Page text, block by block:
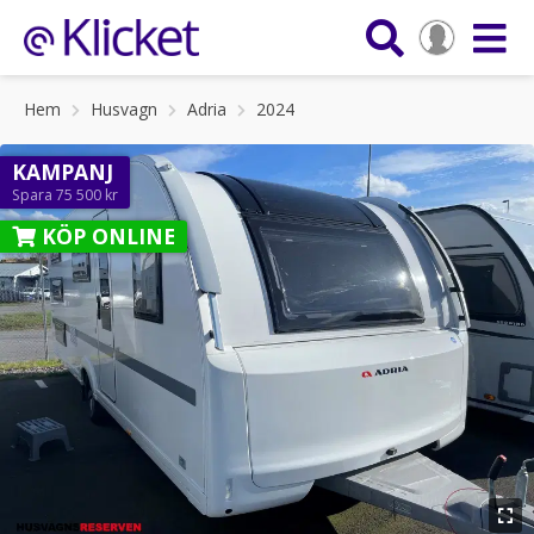
Hem Husvagn Adria 2024
KAMPANJ
Spara 75 500 kr
KÖP ONLINE